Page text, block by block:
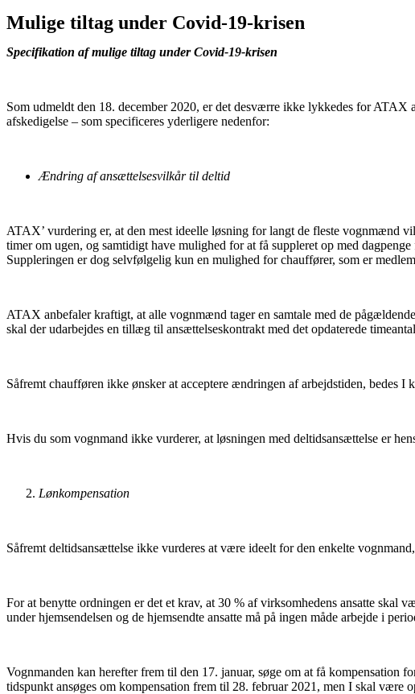
Mulige tiltag under Covid-19-krisen
Specifikation af mulige tiltag under Covid-19-krisen
Som udmeldt den 18. december 2020, er det desværre ikke lykkedes for ATAX
afskedigelse – som specificeres yderligere nedenfor:
Ændring af ansættelsesvilkår til deltid
ATAX’ vurdering er, at den mest ideelle løsning for langt de fleste vognmænd
timer om ugen, og samtidigt have mulighed for at få suppleret op med
Suppleringen er dog selvfølgelig kun en mulighed for chauffører, som er
ATAX anbefaler kraftigt, at alle vognmænd tager en samtale med de
skal der udarbejdes en tillæg til ansættelseskontrakt med det opdaterede
Såfremt chaufføren ikke ønsker at acceptere ændringen af arbejdstiden, bedes I
Hvis du som vognmand ikke vurderer, at løsningen med deltidsansættelse er
Lønkompensation
Såfremt deltidsansættelse ikke vurderes at være ideelt for den enkelte
For at benytte ordningen er det et krav, at 30 % af virksomhedens ansatte skal
under hjemsendelsen og de hjemsendte ansatte må på ingen måde arbejde i
Vognmanden kan herefter frem til den 17. januar, søge om at få kompensation
tidspunkt ansøges om kompensation frem til 28. februar 2021, men I skal være